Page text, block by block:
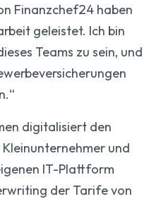
Finanzchef24 haben
geleistet. Ich bin
Teams zu sein, und
digitalisiert den
und
IT-Plattform
der Tarife von